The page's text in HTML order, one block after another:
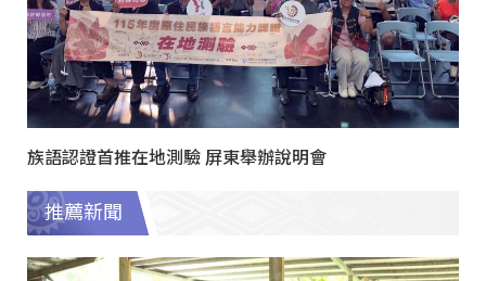
族語認證首推在地測驗 屏東舉辦說明會
推薦新聞